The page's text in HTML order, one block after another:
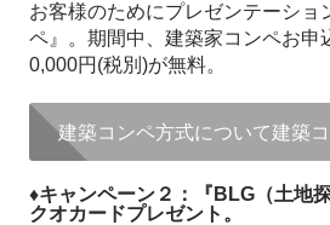
お客様のためにプレゼンテーショ
ペ』。期間中、建築家コンペお申
0,000円(税別)が無料。
建築コンペ方式について建築
♦キャンペーン２：『BLG（土地
クオカードプレゼント。